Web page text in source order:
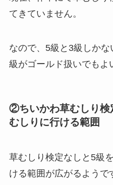
てきていません。
なので、5級と3級しか
級がゴールド扱いでもよ
②ちいかわ草むしり検
むしりに行ける範囲
草むしり検定なしと5級
ける範囲が広がるようで